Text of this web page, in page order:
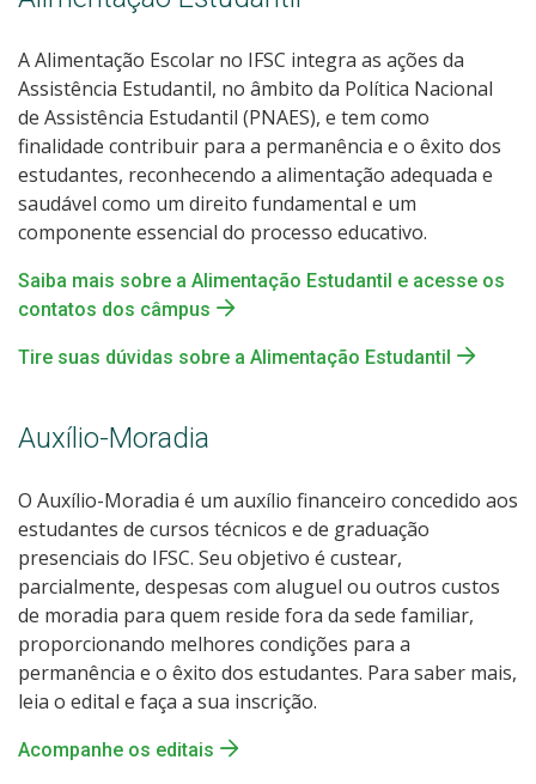
A Alimentação Escolar no IFSC integra as ações da
Assistência Estudantil, no âmbito da Política Nacional
de Assistência Estudantil (PNAES), e tem como
finalidade contribuir para a permanência e o êxito dos
estudantes, reconhecendo a alimentação adequada e
saudável como um direito fundamental e um
componente essencial do processo educativo.
Saiba mais sobre a Alimentação Estudantil e acesse os
contatos dos câmpus
Tire suas dúvidas sobre a Alimentação Estudantil
Auxílio-Moradia
O Auxílio-Moradia é um auxílio financeiro concedido aos
estudantes de cursos técnicos e de graduação
presenciais do IFSC. Seu objetivo é custear,
parcialmente, despesas com aluguel ou outros custos
de moradia para quem reside fora da sede familiar,
proporcionando melhores condições para a
permanência e o êxito dos estudantes. Para saber mais,
leia o edital e faça a sua inscrição.
Acompanhe os editais